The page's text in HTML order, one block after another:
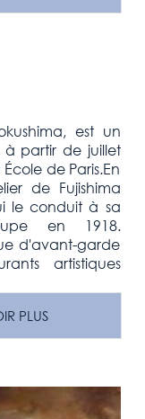
est un
partir de juillet
de Paris.En
de Fujishima
le conduit à sa
en 1918.
d'avant-garde
artistiques
PLUS